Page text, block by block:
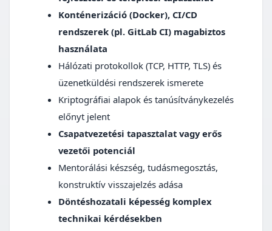
Konténerizáció (Docker), CI/CD
rendszerek (pl. GitLab CI) magabiztos
használata
Hálózati protokollok (TCP, HTTP, TLS) és
üzenetküldési rendszerek ismerete
Kriptográfiai alapok és tanúsítványkezelés
előnyt jelent
Csapatvezetési tapasztalat vagy erős
vezetői potenciál
Mentorálási készség, tudásmegosztás,
konstruktív visszajelzés adása
Döntéshozatali képesség komplex
technikai kérdésekben